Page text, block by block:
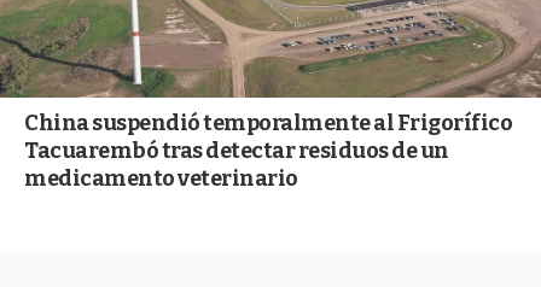
China suspendió temporalmente al Frigorífico
Tacuarembó tras detectar residuos de un
medicamento veterinario